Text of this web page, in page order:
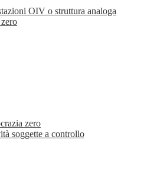
OIV o struttura analoga
zero
soggette a controllo